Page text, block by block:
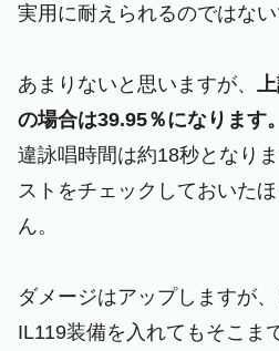
実用に耐えられるのではない
あまりないと思いますが、
の場合は39.95％になります。
違詠唱時間は約18秒となり
ストをチェックしておいた
ん。
ダメージはアップしますが
IL119装備を入れてもそこま